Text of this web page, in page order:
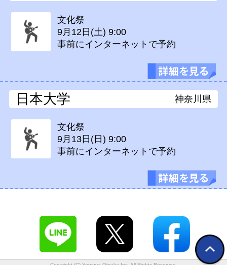
文化祭
9月12日(土)9:00
事前にインターネットで予約
日本大学 神奈川県
文化祭
9月13日(日)9:00
事前にインターネットで予約